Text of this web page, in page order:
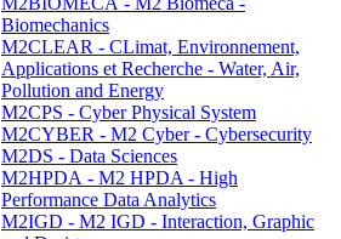
Biomechanics
M2CLEAR - CLimat, Environnement,
Applications et Recherche - Water, Air,
Pollution and Energy
M2CPS - Cyber Physical System
M2CYBER - M2 Cyber - Cybersecurity
M2DS - Data Sciences
M2HPDA - M2 HPDA - High
Performance Data Analytics
M2IGD - M2 IGD - Interaction, Graphic